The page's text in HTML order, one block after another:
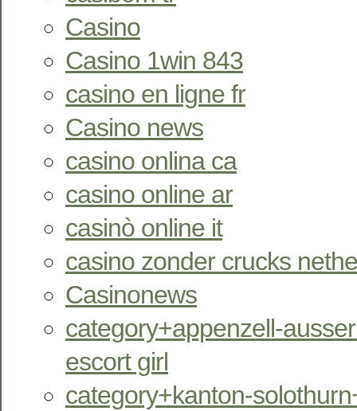
Casino
Casino 1win 843
casino en ligne fr
Casino news
casino onlina ca
casino online ar
casinò online it
casino zonder crucks
Casinonews
category+appenzell-
escort girl
category+kanton-